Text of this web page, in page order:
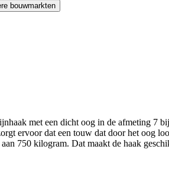
bouwmarkten
met een dicht oog in de afmeting 7
ervoor dat een touw dat door het oog
750 kilogram. Dat maakt de haak